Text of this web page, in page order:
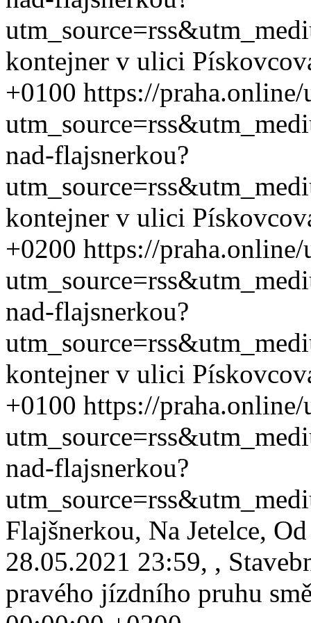
kontejner v ulici
+0100 https://
nad-flajsnerkou?
kontejner v ulici
+0200 https://
nad-flajsnerkou?
kontejner v ulici
+0100 https://
nad-flajsnerkou?
Flajšnerkou, Na Jetelce,
28.05.2021 23:59, ,
pravého jízdního pruhu